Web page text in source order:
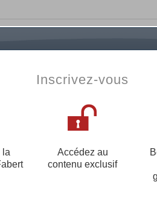
12 rue de l'Aubette
Inscrivez-vous
la
Accédez au
contenu exclusif